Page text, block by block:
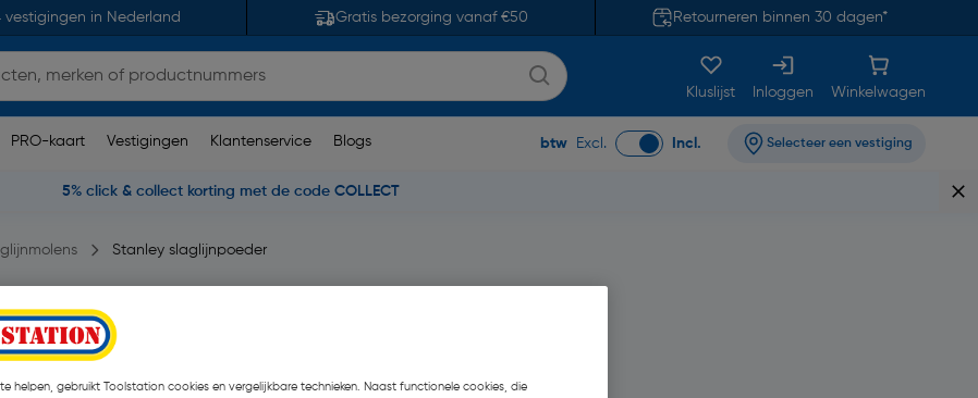
vestigingen in Nederland Gratis bezorging vanaf €50 Retourneren binnen 30 dagen*
Kluslijst Inloggen Winkelwagen
PRO-kaart Vestigingen Klantenservice Blogs btw Excl. Incl. Selecteer een vestiging
5% click & collect korting met de code COLLECT
Stanley slaglijnpoeder
helpen, gebruikt Toolstation cookies en vergelijkbare technieken. Naast functionele cookies, die